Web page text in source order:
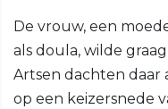
De vrouw, een
als doula, wilde
Artsen dachten daar
op een keizersnede